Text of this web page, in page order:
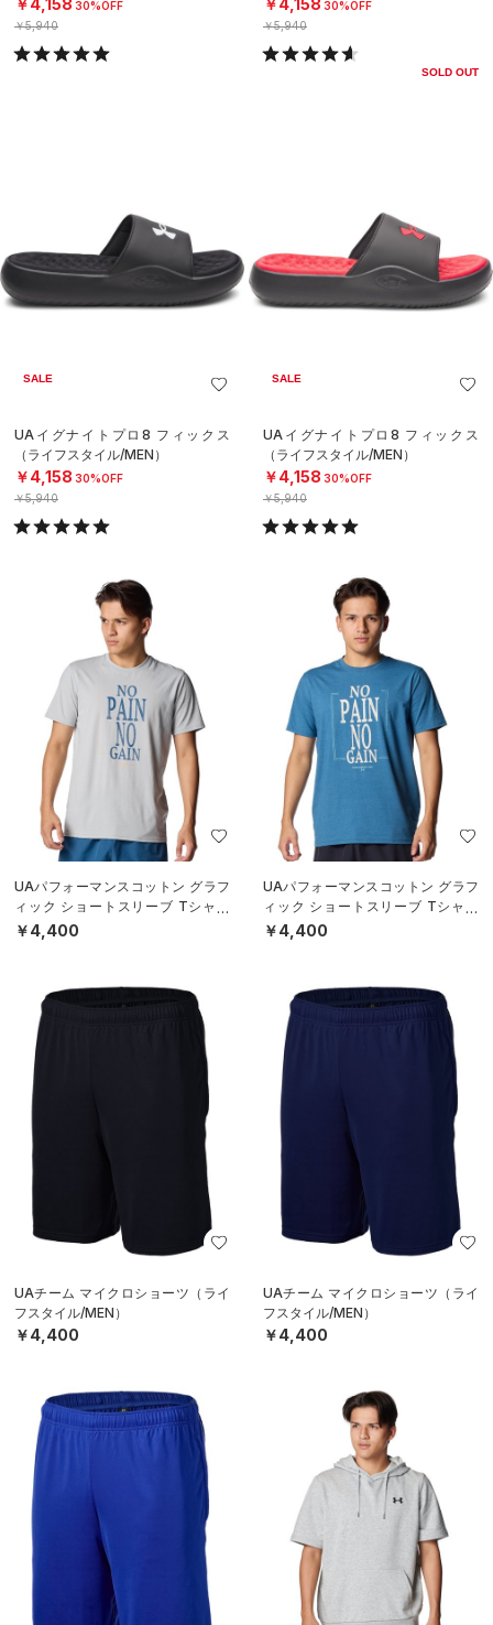
30%OFF
￥5,940
30%OFF
￥5,940
SOLD OUT
SALE
UAイグナイトプロ8 フィックス
（ライフスタイル/MEN）
￥4,158 30%OFF
￥5,940
SALE
UAイグナイトプロ8 フィックス
（ライフスタイル/MEN）
￥4,158 30%OFF
￥5,940
UAパフォーマンスコットン グラフ
ィック ショートスリーブ Tシャツ
（ライフスタイル/MEN）
￥4,400
UAパフォーマンスコットン グラフ
ィック ショートスリーブ Tシャツ
（ライフスタイル/MEN）
￥4,400
UAチーム マイクロショーツ（ライ
フスタイル/MEN）
￥4,400
UAチーム マイクロショーツ（ライ
フスタイル/MEN）
￥4,400